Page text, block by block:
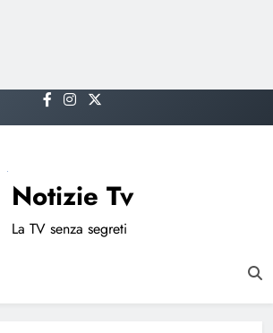
Notizie Tv
La TV senza segreti